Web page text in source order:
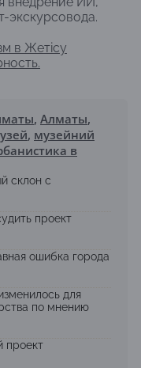
экскурсовода.
в Жетісу
, Алматы,
, музейний
в
склон с
проект
ошибка города
для
по мнению
проект